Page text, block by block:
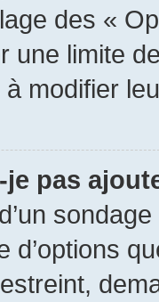
des «
une limite
modifier
pas
d’options